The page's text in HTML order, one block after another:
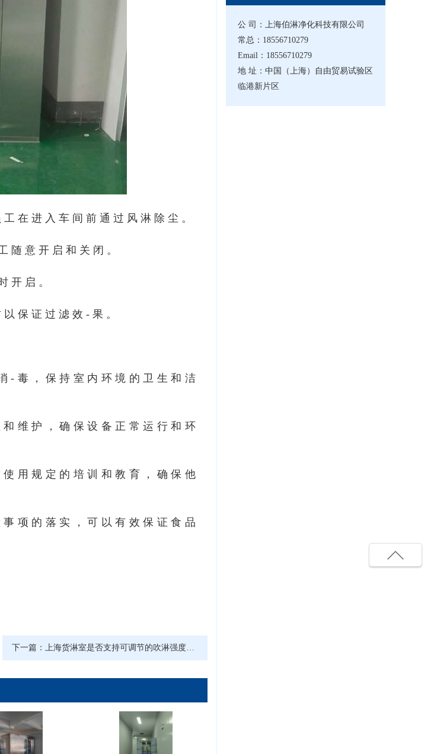
公 司：上海伯淋净化科技有限公司
常总：18556710279
Email：18556710279
地 址：中国（上海）自由贸易试验区
临港新片区
在进入车间前通过风淋除尘。
随意开启和关闭。
开启。
保证过滤效-果。
-毒，保持室内环境的卫生和洁
维护，确保设备正常运行和环
用规定的培训和教育，确保他
项的落实，可以有效保证食品
下一篇： 上海货淋室是否支持可调节的吹淋强度和时间设置，以适应不同清洁需求？